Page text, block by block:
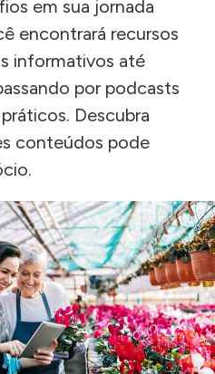
em sua jornada
encontrará recursos
informativos até
por podcasts
Descubra
conteúdos pode